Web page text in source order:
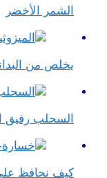
الشمر الأخضر
يخلص من
السحلب رفيق
كيف نحافظ